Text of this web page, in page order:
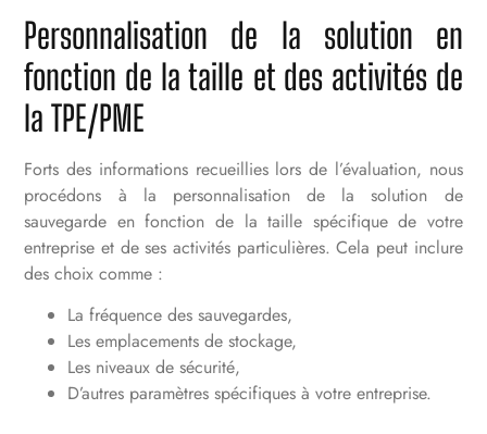
Personnalisation de la solution en
fonction de la taille et des activités de
la TPE/PME
Forts des informations recueillies lors de l’évaluation, nous
procédons à la personnalisation de la solution de
sauvegarde en fonction de la taille spécifique de votre
entreprise et de ses activités particulières. Cela peut inclure
des choix comme :
La fréquence des sauvegardes,
Les emplacements de stockage,
Les niveaux de sécurité,
D’autres paramètres spécifiques à votre entreprise.